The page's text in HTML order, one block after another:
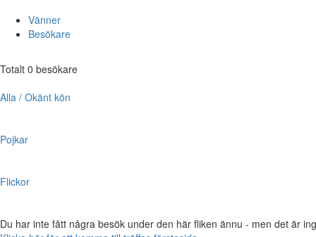
Vänner
Besökare
Totalt 0 besökare
Alla / Okänt kön
Pojkar
Flickor
Du har inte fått några besök under den här fliken ännu - men det är